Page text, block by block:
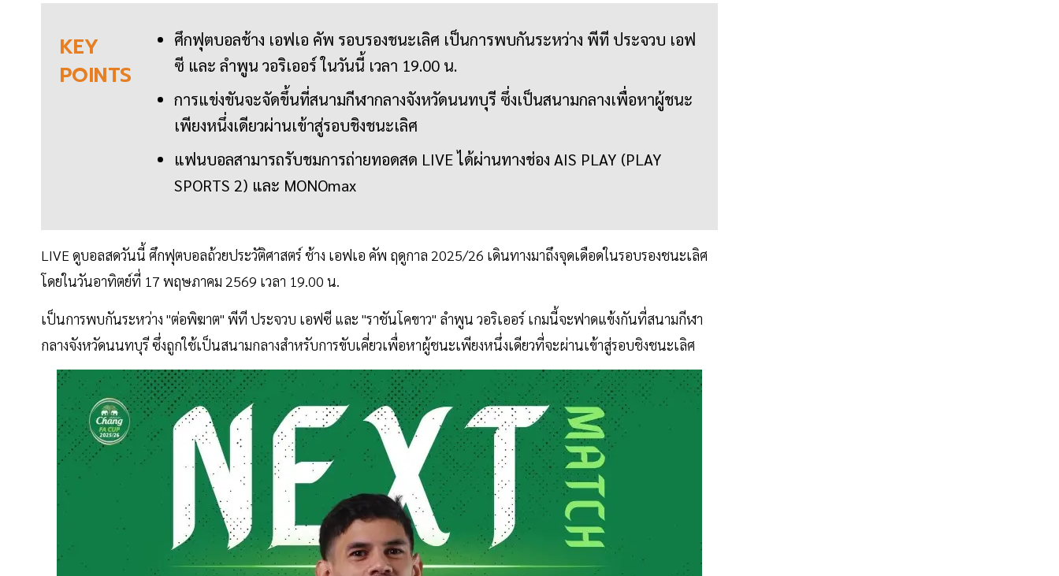
KEY
POINTS
ศึกฟุตบอลช้าง เอฟเอ คัพ รอบรองชนะเลิศ เป็นการพบกันระหว่าง พีที ประจวบ เอฟ
ซี และ ลำพูน วอริเออร์ ในวันนี้ เวลา 19.00 น.
การแข่งขันจะจัดขึ้นที่สนามกีฬากลางจังหวัดนนทบุรี ซึ่งเป็นสนามกลางเพื่อหาผู้ชนะ
เพียงหนึ่งเดียวผ่านเข้าสู่รอบชิงชนะเลิศ
แฟนบอลสามารถรับชมการถ่ายทอดสด LIVE ได้ผ่านทางช่อง AIS PLAY (PLAY
SPORTS 2) และ MONOmax
LIVE ดูบอลสดวันนี้ ศึกฟุตบอลถ้วยประวัติศาสตร์ ช้าง เอฟเอ คัพ ฤดูกาล 2025/26 เดินทางมาถึงจุดเดือดในรอบรองชนะเลิศ
โดยในวันอาทิตย์ที่ 17 พฤษภาคม 2569 เวลา 19.00 น.
เป็นการพบกันระหว่าง "ต่อพิฆาต" พีที ประจวบ เอฟซี และ "ราชันโคขาว" ลำพูน วอริเออร์ เกมนี้จะฟาดแข้งกันที่สนามกีฬา
กลางจังหวัดนนทบุรี ซึ่งถูกใช้เป็นสนามกลางสำหรับการขับเคี่ยวเพื่อหาผู้ชนะเพียงหนึ่งเดียวที่จะผ่านเข้าสู่รอบชิงชนะเลิศ